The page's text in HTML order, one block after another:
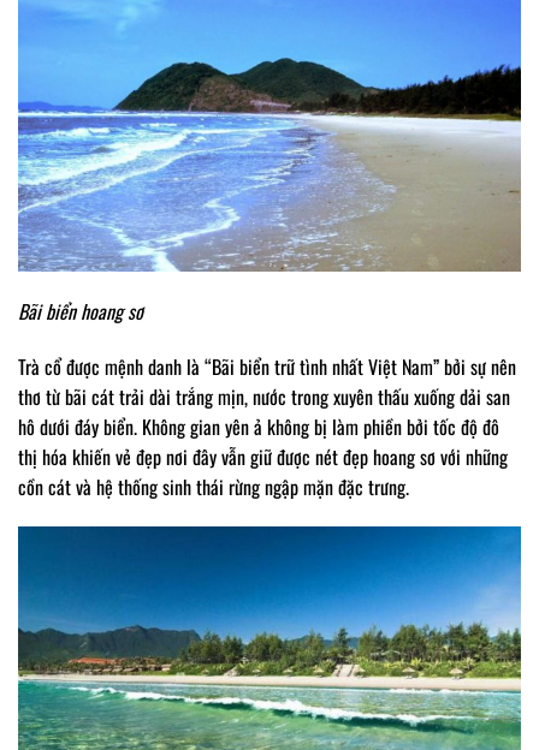
Bãi biển hoang sơ
Trà cổ được mệnh danh là “Bãi biển trữ tình nhất Việt Nam” bởi sự nên
thơ từ bãi cát trải dài trắng mịn, nước trong xuyên thấu xuống dải san
hô dưới đáy biển. Không gian yên ả không bị làm phiền bởi tốc độ đô
thị hóa khiến vẻ đẹp nơi đây vẫn giữ được nét đẹp hoang sơ với những
cồn cát và hệ thống sinh thái rừng ngập mặn đặc trưng.